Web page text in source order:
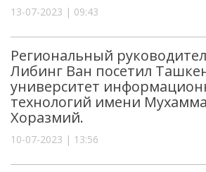
13-07-2023 | 09:43
Региональный
Либинг Ван посетил
университет
технологий имени
Хоразмий.
10-07-2023 | 13:56